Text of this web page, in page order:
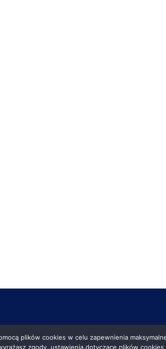
plików cookies w celu zapewnienia
zgody, ustawienia dotyczące plików